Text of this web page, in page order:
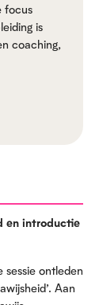
focus
is
coaching,
en introductie
sessie ontleden
Aan